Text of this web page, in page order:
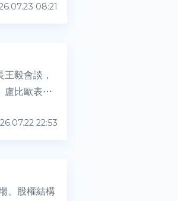
08:21
22:53
毅會談，
盧比歐表
、股權結構